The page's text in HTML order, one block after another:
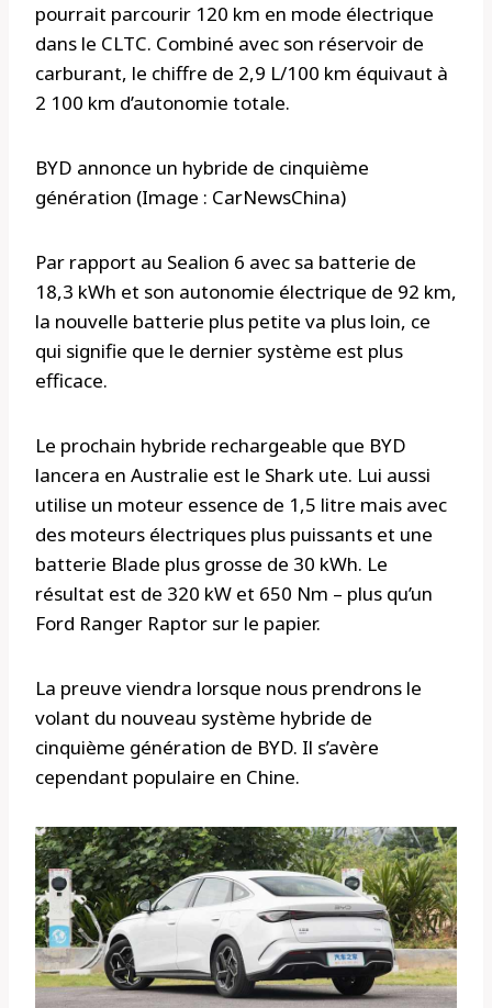
pourrait parcourir 120 km en mode électrique
dans le CLTC. Combiné avec son réservoir de
carburant, le chiffre de 2,9 L/100 km équivaut à
2 100 km d’autonomie totale.
BYD annonce un hybride de cinquième
génération (Image : CarNewsChina)
Par rapport au Sealion 6 avec sa batterie de
18,3 kWh et son autonomie électrique de 92 km,
la nouvelle batterie plus petite va plus loin, ce
qui signifie que le dernier système est plus
efficace.
Le prochain hybride rechargeable que BYD
lancera en Australie est le Shark ute. Lui aussi
utilise un moteur essence de 1,5 litre mais avec
des moteurs électriques plus puissants et une
batterie Blade plus grosse de 30 kWh. Le
résultat est de 320 kW et 650 Nm – plus qu’un
Ford Ranger Raptor sur le papier.
La preuve viendra lorsque nous prendrons le
volant du nouveau système hybride de
cinquième génération de BYD. Il s’avère
cependant populaire en Chine.